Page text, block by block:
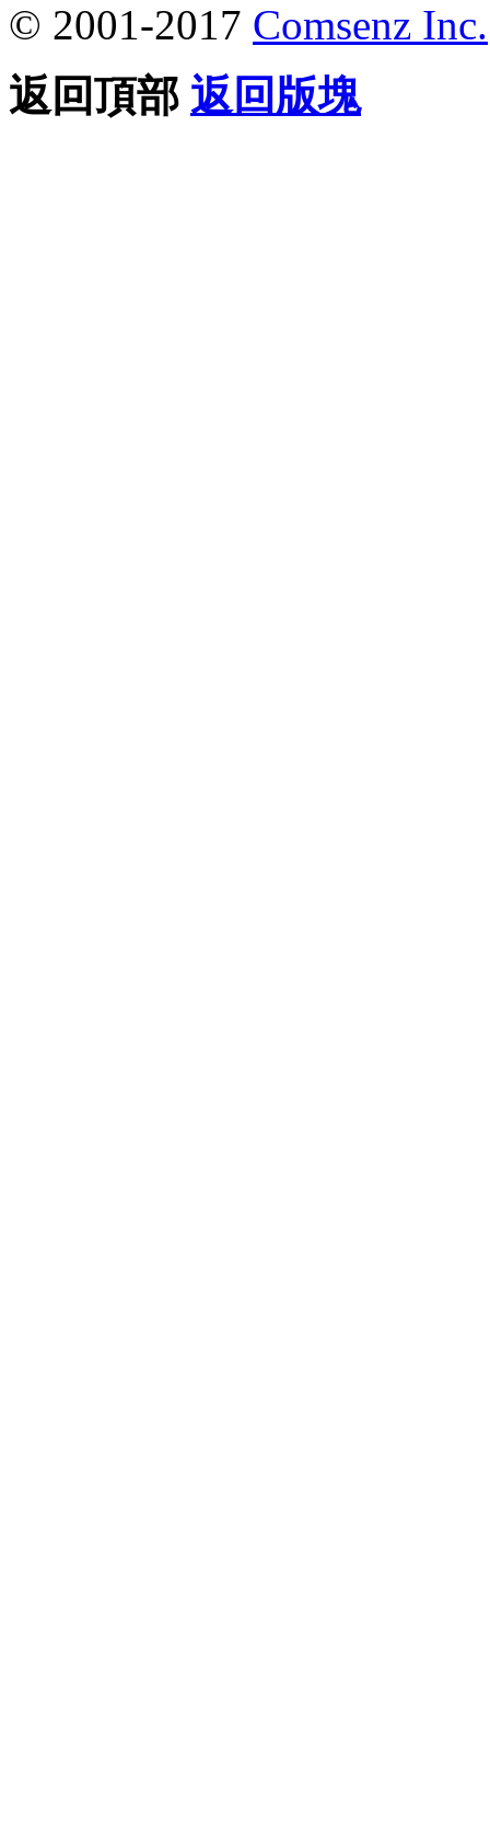
© 2001-2017 Comsenz Inc.
返回頂部 返回版塊